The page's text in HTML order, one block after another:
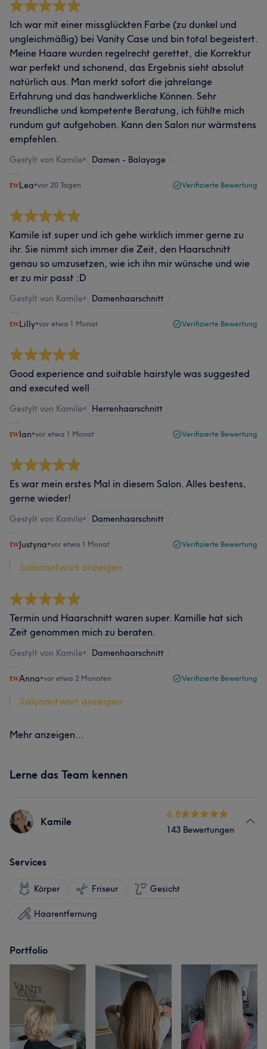
Ich war mit einer missglückten Farbe (zu dunkel und
ungleichmäßig) bei Vanity Case und bin total begeistert.
Meine Haare wurden regelrecht gerettet, die Korrektur
war perfekt und schonend, das Ergebnis sieht absolut
natürlich aus. Man merkt sofort die jahrelange
Erfahrung und das handwerkliche Können. Sehr
freundliche und kompetente Beratung, ich fühlte mich
rundum gut aufgehoben. Kann den Salon nur wärmstens
empfehlen.
Gestylt von Kamile• Damen - Balayage
Lea•vor 20 Tagen Verifizierte Bewertung
Kamile ist super und ich gehe wirklich immer gerne zu
ihr. Sie nimmt sich immer die Zeit, den Haarschnitt
genau so umzusetzen, wie ich ihn mir wünsche und wie
er zu mir passt :D
Gestylt von Kamile• Damenhaarschnitt
Lilly•vor etwa 1 Monat Verifizierte Bewertung
Good experience and suitable hairstyle was suggested
and executed well
Gestylt von Kamile• Herrenhaarschnitt
Ian•vor etwa 1 Monat Verifizierte Bewertung
Es war mein erstes Mal in diesem Salon. Alles bestens,
gerne wieder!
Gestylt von Kamile• Damenhaarschnitt
Justyna•vor etwa 1 Monat Verifizierte Bewertung
Salonantwort anzeigen
Termin und Haarschnitt waren super. Kamille hat sich
Zeit genommen mich zu beraten.
Gestylt von Kamile• Damenhaarschnitt
Anna•vor etwa 2 Monaten Verifizierte Bewertung
Salonantwort anzeigen
Mehr anzeigen...
Lerne das Team kennen
Kamile
4.8
143 Bewertungen
Services
Körper Friseur Gesicht
Haarentfernung
Portfolio